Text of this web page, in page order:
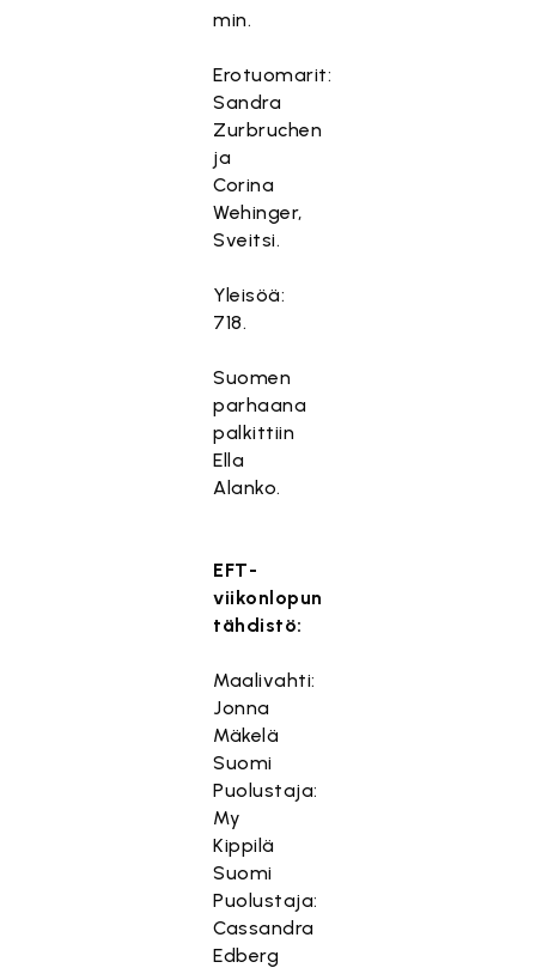
min.
Erotuomarit:
Sandra
Zurbruchen
ja
Corina
Wehinger,
Sveitsi.
Yleisöä:
718.
Suomen
parhaana
palkittiin
Ella
Alanko.
EFT-
viikonlopun
tähdistö:
Maalivahti:
Jonna
Mäkelä
Suomi
Puolustaja:
My
Kippilä
Suomi
Puolustaja:
Cassandra
Edberg